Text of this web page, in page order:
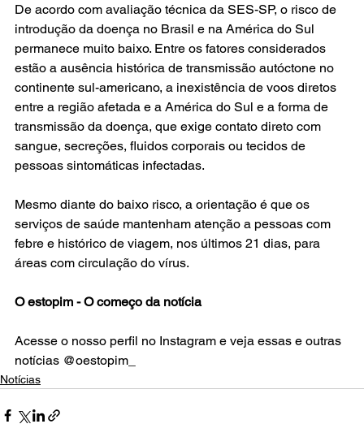
De acordo com avaliação técnica da SES-SP, o risco de
introdução da doença no Brasil e na América do Sul
permanece muito baixo. Entre os fatores considerados
estão a ausência histórica de transmissão autóctone no
continente sul-americano, a inexistência de voos diretos
entre a região afetada e a América do Sul e a forma de
transmissão da doença, que exige contato direto com
sangue, secreções, fluidos corporais ou tecidos de
pessoas sintomáticas infectadas.
Mesmo diante do baixo risco, a orientação é que os
serviços de saúde mantenham atenção a pessoas com
febre e histórico de viagem, nos últimos 21 dias, para
áreas com circulação do vírus.
O estopim - O começo da notícia
Acesse o nosso perfil no Instagram e veja essas e outras
notícias @oestopim_
Notícias